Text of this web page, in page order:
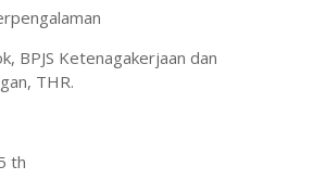
BPJS Ketenagakerjaan dan
THR.
th